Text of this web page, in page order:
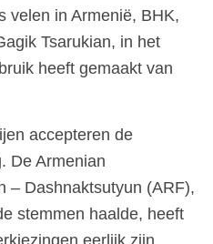
velen in Armenië, BHK,
Tsarukian, in het
heeft gemaakt van
accepteren de
De Armenian
– Dashnaktsutyun (ARF),
stemmen haalde, heeft
eerlijk zijn